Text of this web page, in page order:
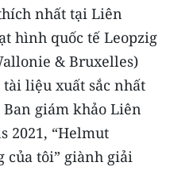
nhất tại Liên
hình quốc tế Leopzig
& Bruxelles)
liệu xuất sắc nhất
giám khảo Liên
2021, “Helmut
của tôi” giành giải